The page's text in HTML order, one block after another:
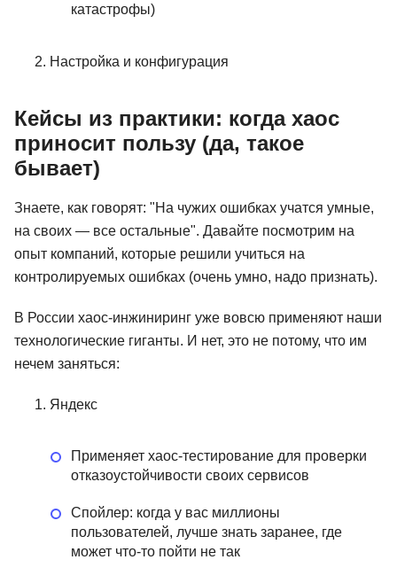
катастрофы)
Настройка и конфигурация
Кейсы из практики: когда хаос
приносит пользу (да, такое
бывает)
Знаете, как говорят: "На чужих ошибках учатся умные,
на своих — все остальные". Давайте посмотрим на
опыт компаний, которые решили учиться на
контролируемых ошибках (очень умно, надо признать).
В России хаос-инжиниринг уже вовсю применяют наши
технологические гиганты. И нет, это не потому, что им
нечем заняться:
Яндекс
Применяет хаос-тестирование для проверки
отказоустойчивости своих сервисов
Спойлер: когда у вас миллионы
пользователей, лучше знать заранее, где
может что-то пойти не так